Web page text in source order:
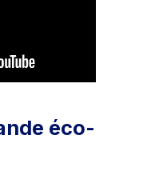
éco-